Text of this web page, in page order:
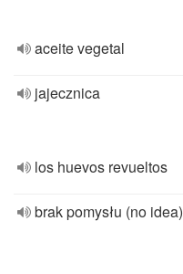
aceite vegetal
jajecznica
los huevos revueltos
brak pomysłu (no idea)